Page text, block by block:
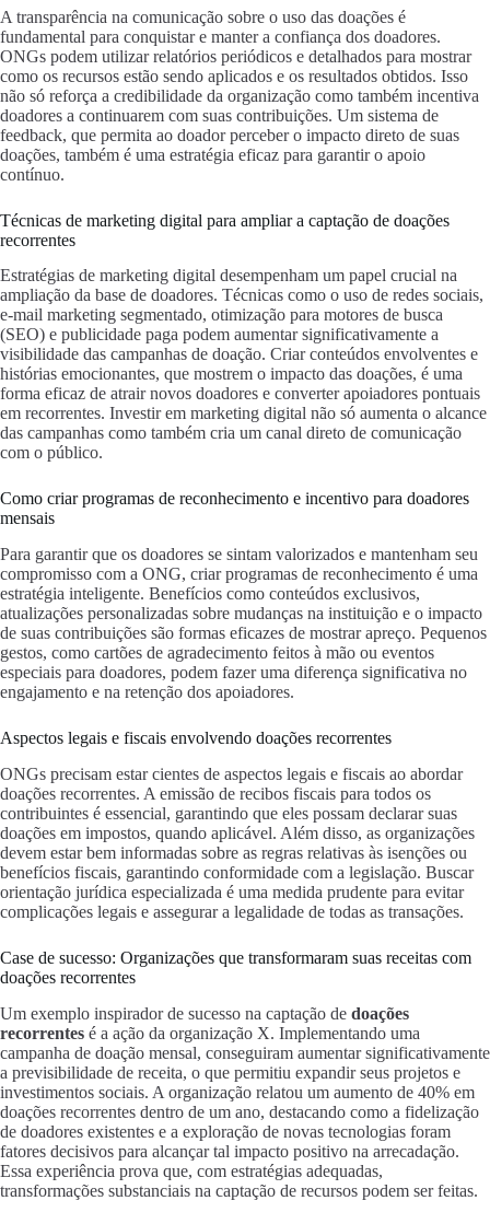
A transparência na comunicação sobre o uso das doações é
fundamental para conquistar e manter a confiança dos doadores.
ONGs podem utilizar relatórios periódicos e detalhados para mostrar
como os recursos estão sendo aplicados e os resultados obtidos. Isso
não só reforça a credibilidade da organização como também incentiva
doadores a continuarem com suas contribuições. Um sistema de
feedback, que permita ao doador perceber o impacto direto de suas
doações, também é uma estratégia eficaz para garantir o apoio
contínuo.
Técnicas de marketing digital para ampliar a captação de doações
recorrentes
Estratégias de marketing digital desempenham um papel crucial na
ampliação da base de doadores. Técnicas como o uso de redes sociais,
e-mail marketing segmentado, otimização para motores de busca
(SEO) e publicidade paga podem aumentar significativamente a
visibilidade das campanhas de doação. Criar conteúdos envolventes e
histórias emocionantes, que mostrem o impacto das doações, é uma
forma eficaz de atrair novos doadores e converter apoiadores pontuais
em recorrentes. Investir em marketing digital não só aumenta o alcance
das campanhas como também cria um canal direto de comunicação
com o público.
Como criar programas de reconhecimento e incentivo para doadores
mensais
Para garantir que os doadores se sintam valorizados e mantenham seu
compromisso com a ONG, criar programas de reconhecimento é uma
estratégia inteligente. Benefícios como conteúdos exclusivos,
atualizações personalizadas sobre mudanças na instituição e o impacto
de suas contribuições são formas eficazes de mostrar apreço. Pequenos
gestos, como cartões de agradecimento feitos à mão ou eventos
especiais para doadores, podem fazer uma diferença significativa no
engajamento e na retenção dos apoiadores.
Aspectos legais e fiscais envolvendo doações recorrentes
ONGs precisam estar cientes de aspectos legais e fiscais ao abordar
doações recorrentes. A emissão de recibos fiscais para todos os
contribuintes é essencial, garantindo que eles possam declarar suas
doações em impostos, quando aplicável. Além disso, as organizações
devem estar bem informadas sobre as regras relativas às isenções ou
benefícios fiscais, garantindo conformidade com a legislação. Buscar
orientação jurídica especializada é uma medida prudente para evitar
complicações legais e assegurar a legalidade de todas as transações.
Case de sucesso: Organizações que transformaram suas receitas com
doações recorrentes
Um exemplo inspirador de sucesso na captação de doações
recorrentes é a ação da organização X. Implementando uma
campanha de doação mensal, conseguiram aumentar significativamente
a previsibilidade de receita, o que permitiu expandir seus projetos e
investimentos sociais. A organização relatou um aumento de 40% em
doações recorrentes dentro de um ano, destacando como a fidelização
de doadores existentes e a exploração de novas tecnologias foram
fatores decisivos para alcançar tal impacto positivo na arrecadação.
Essa experiência prova que, com estratégias adequadas,
transformações substanciais na captação de recursos podem ser feitas.